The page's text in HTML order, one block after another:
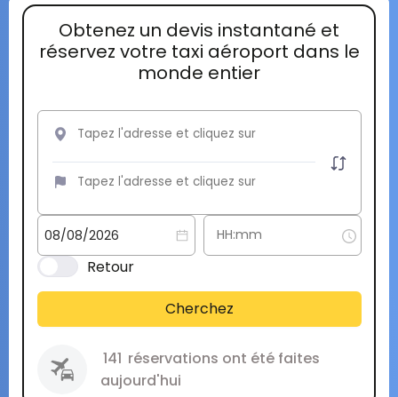
Obtenez un devis instantané et
réservez votre taxi aéroport dans le
monde entier
Retour
Cherchez
141 réservations ont été faites
aujourd'hui